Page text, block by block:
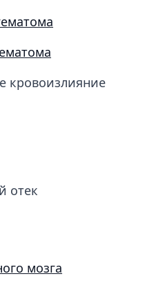
кровоизлияние
отек
мозга